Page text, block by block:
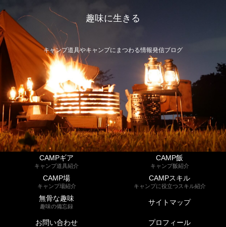
趣味に生きる
キャンプ道具やキャンプにまつわる情報発信ブログ
CAMPギア
キャンプ道具紹介
CAMP飯
キャンプ飯紹介
CAMP場
キャンプ場紹介
CAMPスキル
キャンプに役立つスキル紹介
無骨な趣味
趣味の備忘録 サイトマップ
お問い合わせ プロフィール